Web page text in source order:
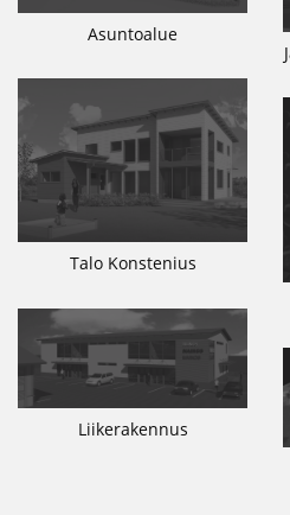
Asuntoalue
Talo Konstenius
Liikerakennus